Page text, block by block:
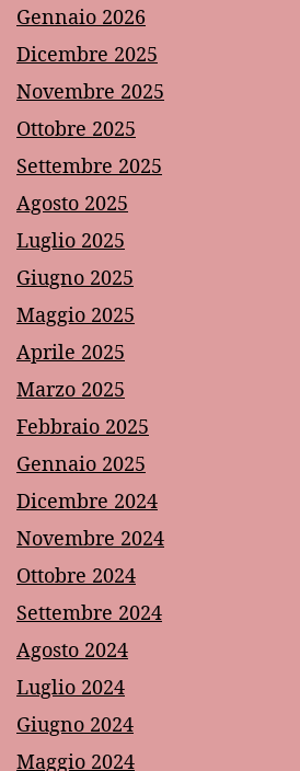
Gennaio 2026
Dicembre 2025
Novembre 2025
Ottobre 2025
Settembre 2025
Agosto 2025
Luglio 2025
Giugno 2025
Maggio 2025
Aprile 2025
Marzo 2025
Febbraio 2025
Gennaio 2025
Dicembre 2024
Novembre 2024
Ottobre 2024
Settembre 2024
Agosto 2024
Luglio 2024
Giugno 2024
Maggio 2024